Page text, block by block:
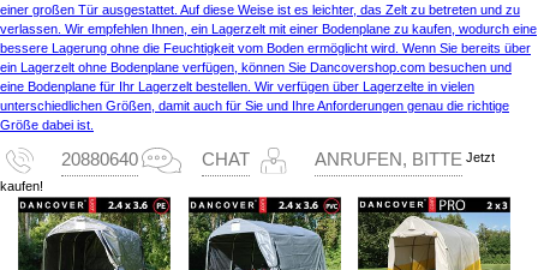
einer großen Tür ausgestattet. Auf diese Weise ist es leichter, das Zelt zu betreten und zu
verlassen. Wir empfehlen Ihnen, ein Lagerzelt mit einer Bodenplane zu kaufen, wodurch eine
bessere Lagerung ohne die Feuchtigkeit vom Boden ermöglicht wird. Wenn Sie bereits über
ein Lagerzelt ohne Bodenplane verfügen, können Sie Dancovershop.com besuchen und
eine Bodenplane für Ihr Lagerzelt bestellen. Wir verfügen über Lagerzelte in vielen
unterschiedlichen Größen, damit auch für Sie und Ihre Anforderungen genau die richtige
Größe dabei ist.
20880640 CHAT ANRUFEN, BITTE Jetzt
kaufen!